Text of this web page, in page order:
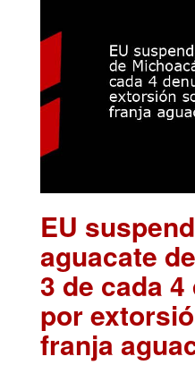
EU
aguacate
3 de cada
por
franja